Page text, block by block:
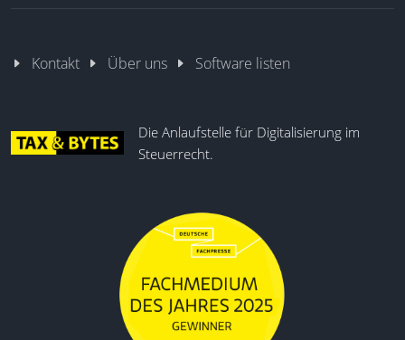
Kontakt Über uns Software listen
Die Anlaufstelle für Digitalisierung im
Steuerrecht.